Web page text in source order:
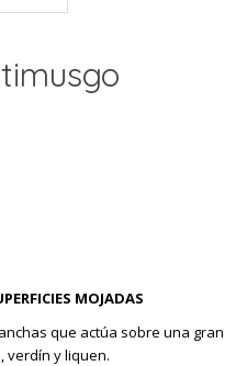
MOJADAS
que actúa sobre una gran
verdín y liquen.